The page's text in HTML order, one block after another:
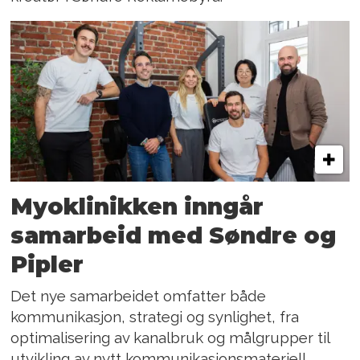
Myoklinikken inngår
samarbeid med Søndre og
Pipler
Det nye samarbeidet omfatter både
kommunikasjon, strategi og synlighet, fra
optimalisering av kanalbruk og målgrupper til